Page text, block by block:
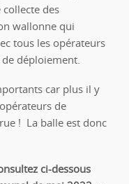
des
wallonne qui
tous les opérateurs
déploiement.
car plus il y
de
! La balle est donc
ci-dessous